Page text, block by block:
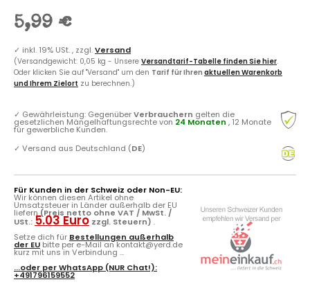
5,99 €
✓ inkl. 19% USt. , zzgl.Versand
(Versandgewicht: 0,05 kg - Unsere Versandtarif-Tabelle finden Sie hier.
Oder klicken Sie auf "Versand" um den Tarif für Ihren aktuellen Warenkorb
und Ihrem Zielort zu berechnen.)
✓ Gewährleistung: GegenüberVerbrauchern gelten die
gesetzlichen Mängelhaftungsrechte von 24 Monaten , 12 Monate
für gewerbliche Kunden.
✓ Versand aus Deutschland (DE)
Für Kunden in der Schweiz oder Non-EU:
Wir können diesen Artikel ohne
Umsatzsteuer in Länder außerhalb der EU
liefern (Preis netto ohne VAT / MwSt. /
USt.: 5.03 Euro zzgl. Steuern) .
Setze dich für Bestellungen außerhalb
der EU bitte per e-Mail an kontakt@yerd.de
kurz mit uns in Verbindung ...
...oder perWhatsApp (NUR Chat!):
+491796159552